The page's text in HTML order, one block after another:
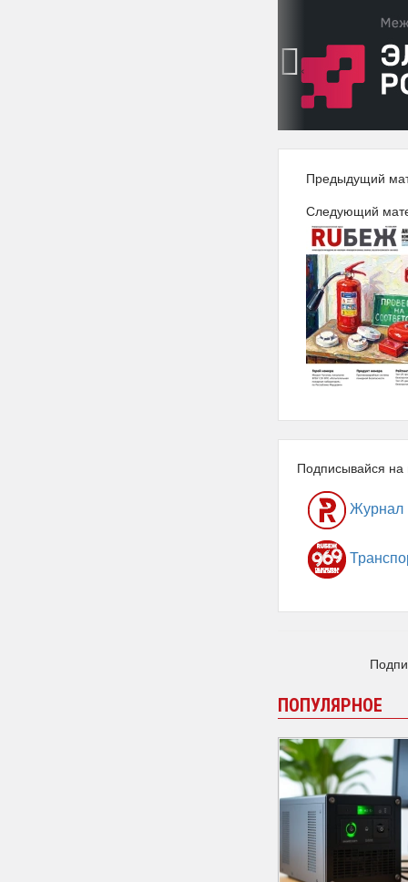
‹
Предыдущий
Следующий
Подписывайся
ПОПУЛЯРНОЕ